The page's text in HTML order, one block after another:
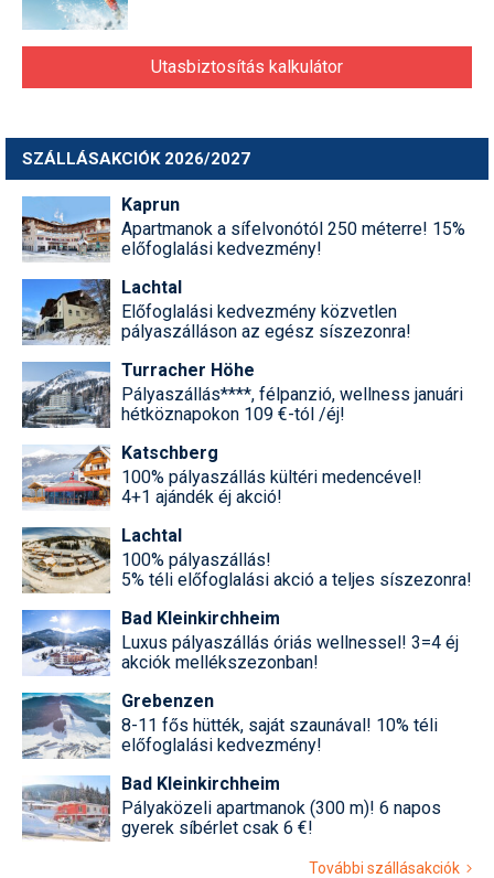
Utasbiztosítás kalkulátor
SZÁLLÁSAKCIÓK 2026/2027
Kaprun
Apartmanok a sífelvonótól 250 méterre! 15%
előfoglalási kedvezmény!
Lachtal
Előfoglalási kedvezmény közvetlen
pályaszálláson az egész síszezonra!
Turracher Höhe
Pályaszállás****, félpanzió, wellness januári
hétköznapokon 109 €-tól /éj!
Katschberg
100% pályaszállás kültéri medencével!
4+1 ajándék éj akció!
Lachtal
100% pályaszállás!
5% téli előfoglalási akció a teljes síszezonra!
Bad Kleinkirchheim
Luxus pályaszállás óriás wellnessel! 3=4 éj
akciók mellékszezonban!
Grebenzen
8-11 fős hütték, saját szaunával! 10% téli
előfoglalási kedvezmény!
Bad Kleinkirchheim
Pályaközeli apartmanok (300 m)! 6 napos
gyerek síbérlet csak 6 €!
További szállásakciók